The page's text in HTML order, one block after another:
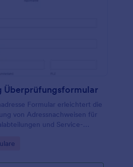
Überprüfungsformular
Formular erleichtert die
von Adressnachweisen für
und Service-
möchten.